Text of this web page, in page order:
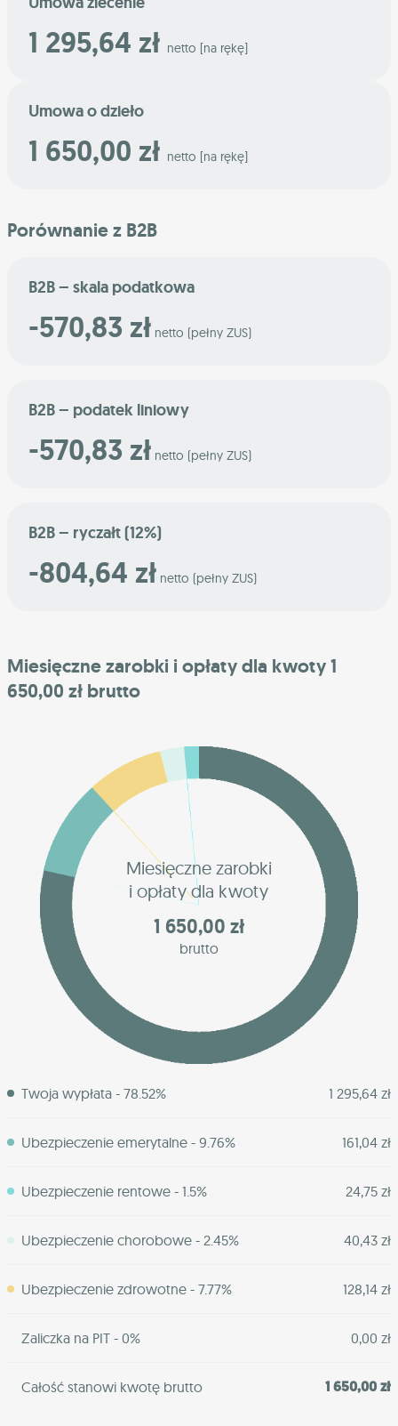
1 295,64 zł netto [na rękę]
Umowa o dzieło
1 650,00 zł netto [na rękę]
Porównanie z B2B
B2B – skala podatkowa
-570,83 zł netto (pełny ZUS)
B2B – podatek liniowy
-570,83 zł netto (pełny ZUS)
B2B – ryczałt (12%)
-804,64 zł netto (pełny ZUS)
Miesięczne zarobki i opłaty dla kwoty 1
650,00 zł brutto
Miesięczne zarobki
i opłaty dla kwoty
1 650,00 zł
brutto
Twoja wypłata - 78.52% 1 295,64 zł
Ubezpieczenie emerytalne - 9.76% 161,04 zł
Ubezpieczenie rentowe - 1.5% 24,75 zł
Ubezpieczenie chorobowe - 2.45% 40,43 zł
Ubezpieczenie zdrowotne - 7.77% 128,14 zł
Zaliczka na PIT - 0% 0,00 zł
Całość stanowi kwotę brutto 1 650,00 zł